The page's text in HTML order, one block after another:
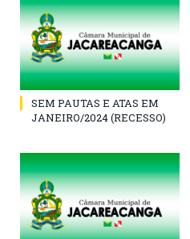
SEM PAUTAS E ATAS EM
JANEIRO/2024 (RECESSO)